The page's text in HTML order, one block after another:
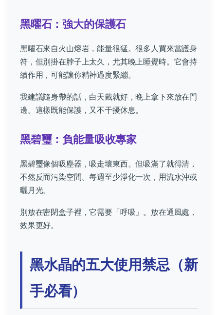
黑曜石：強大的保護石
黑曜石來自火山熔岩，能量很猛。很多人買來當護身
符，但別掛在脖子上太久，尤其晚上睡覺時。它會持
續作用，可能讓你精神過度緊繃。
我建議隨身帶的話，白天戴就好，晚上拿下來放在門
邊。這樣既能保護，又不干擾休息。
黑碧璽：負能量吸收專家
黑碧璽像個吸塵器，吸走壞東西。但吸滿了就得清，
不然反而污染空間。每週至少淨化一次，用流水沖或
曬月光。
別放在密閉盒子裡，它需要「呼吸」。放在通風處，
效果更好。
黑水晶的五大使用禁忌（新
手必看）